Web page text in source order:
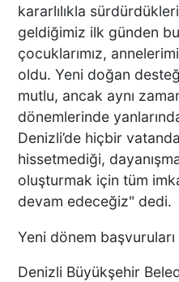
kararlılıkla
geldiğimiz ilk günden
çocuklarımız,
oldu. Yeni doğan
mutlu, ancak aynı
dönemlerinde
Denizli’de hiçbir
hissetmediği,
oluşturmak için tüm
devam edeceğiz" dedi.
Yeni dönem
Denizli Büyükşehir